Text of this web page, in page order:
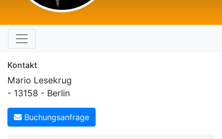
Kontakt
Mario Lesekrug
- 13158 - Berlin
Buchungsanfrage